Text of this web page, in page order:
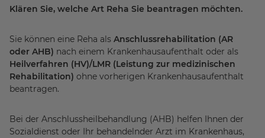
Klären Sie, welche Art Reha Sie beantragen möchten.
Sie können eine Reha als Anschlussrehabilitation (AR
oder AHB) nach einem Krankenhausaufenthalt oder als
Heilverfahren (HV)/LMR (Leistung zur medizinischen
Rehabilitation) ohne vorherigen Krankenhausaufenthalt
beantragen.
Bei der Anschlussheilbehandlung (AHB) helfen Ihnen der
Sozialdienst oder Ihr behandelnder Arzt im Krankenhaus,